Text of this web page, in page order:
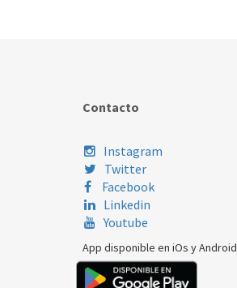
Contacto
Instagram
Twitter
Facebook
Linkedin
Youtube
App disponible en iOs y Android